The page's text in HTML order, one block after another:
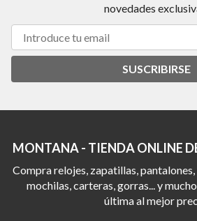
novedades
SUSCRIBIRSE
MONTANA - TIENDA ONLINE
Compra relojes, zapatillas, pantalones,
mochilas, carteras, gorras... y
última al mejor